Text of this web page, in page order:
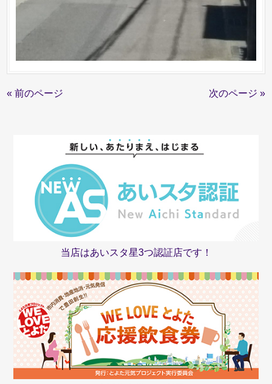
« 前のページ 次のページ »
当店はあいスタ星3つ認証店です！